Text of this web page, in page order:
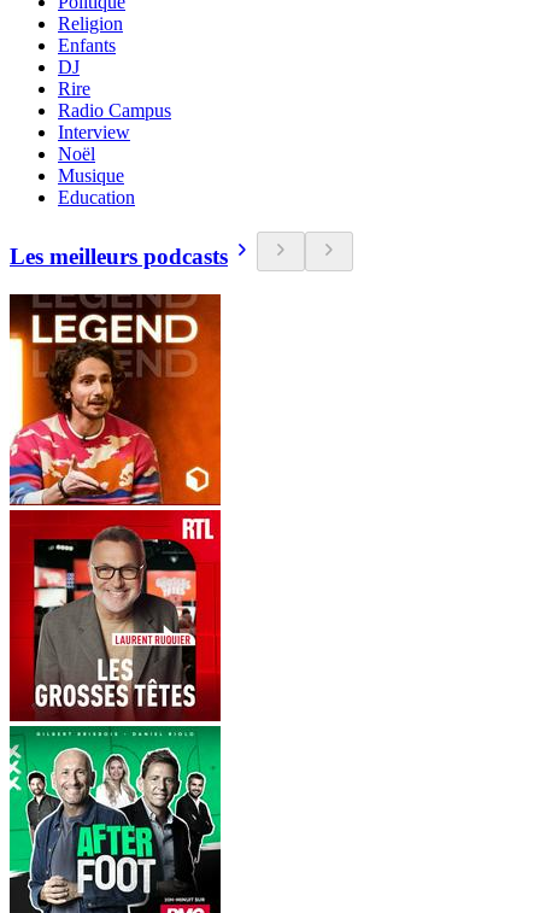
Religion
Enfants
DJ
Rire
Radio Campus
Interview
Noël
Musique
Education
Les meilleurs podcasts